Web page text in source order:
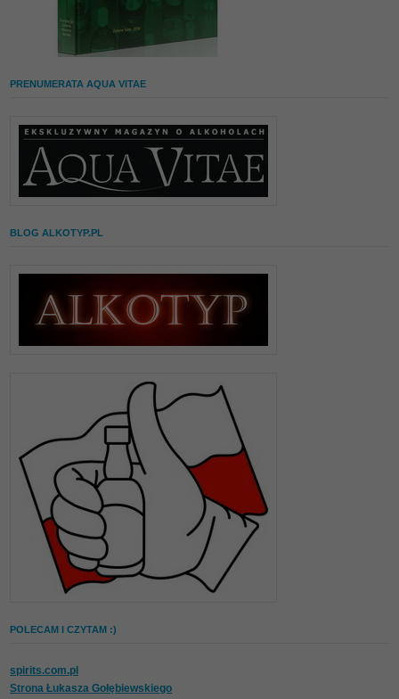
PRENUMERATA AQUA VITAE
BLOG ALKOTYP.PL
POLECAM I CZYTAM :)
spirits.com.pl
Strona Łukasza Gołębiewskiego